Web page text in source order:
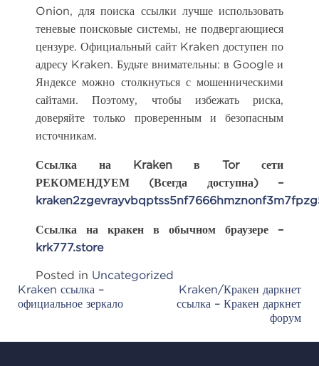
Onion, для поиска ссылки лучше использовать
теневые поисковые системы, не подвергающиеся
цензуре. Официальный сайт Kraken доступен по
адресу Kraken. Будьте внимательны: в Google и
Яндексе можно столкнуться с мошенническими
сайтами. Поэтому, чтобы избежать риска,
доверяйте только проверенным и безопасным
источникам.
Ссылка на Kraken в Tor сети
РЕКОМЕНДУЕМ (Всегда доступна) –
Ссылка на кракен в обычном браузере –
krk777.store
Posted in Uncategorized
Post
navigation
Kraken ссылка –
официальное зеркало
Kraken/Кракен даркнет
ссылка – Кракен даркнет
форум